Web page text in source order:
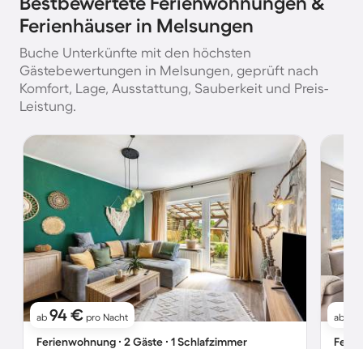
Ferienhäuser in Melsungen
Buche Unterkünfte mit den höchsten
Gästebewertungen in Melsungen, geprüft nach
Komfort, Lage, Ausstattung, Sauberkeit und Preis-
Leistung.
ab 94 € pro Nacht
Ferienwohnung ∙ 2 Gäste ∙ 1 Schlafzimmer
ab